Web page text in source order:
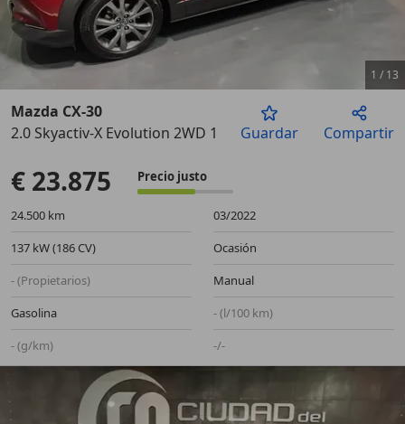
Anterior
1 / 13
Mazda CX-30
2.0 Skyactiv-X Evolution 2WD 137kWGuardar Compartir
€ 23.875 Precio justo
24.500 km
03/2022
137 kW (186 CV)
Ocasión
- (Propietarios)
Manual
Gasolina
- (l/100 km)
- (g/km)
-/-